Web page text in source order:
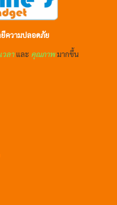
ยีความปลอดภัย
เวลา และ คุณภาพ มากขึ้น